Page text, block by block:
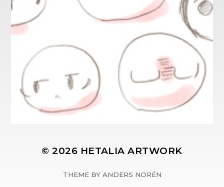
© 2026 HETALIA ARTWORK
THEME BY ANDERS NORÉN